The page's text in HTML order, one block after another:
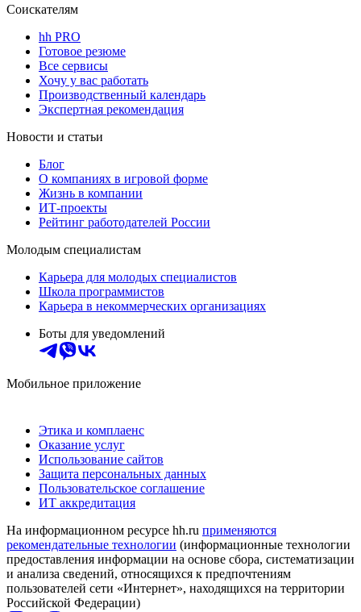
Соискателям
hh PRO
Готовое резюме
Все сервисы
Хочу у вас работать
Производственный календарь
Экспертная рекомендация
Новости и статьи
Блог
О компаниях в игровой форме
Жизнь в компании
ИТ-проекты
Рейтинг работодателей России
Молодым специалистам
Карьера для молодых специалистов
Школа программистов
Карьера в некоммерческих организациях
Боты для уведомлений
Мобильное приложение
Этика и комплаенс
Оказание услуг
Использование сайтов
Защита персональных данных
Пользовательское соглашение
ИТ аккредитация
На информационном ресурсе hh.ru применяются
рекомендательные технологии (информационные технологии
предоставления информации на основе сбора, систематизации
и анализа сведений, относящихся к предпочтениям
пользователей сети «Интернет», находящихся на территории
Российской Федерации)